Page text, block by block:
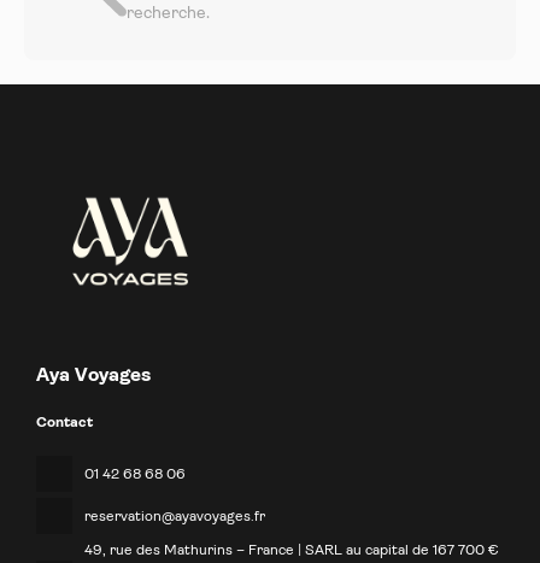
recherche.
Aya Voyages
Contact
01 42 68 68 06
reservation@ayavoyages.fr
49, rue des Mathurins – France | SARL au capital de 167 700 €